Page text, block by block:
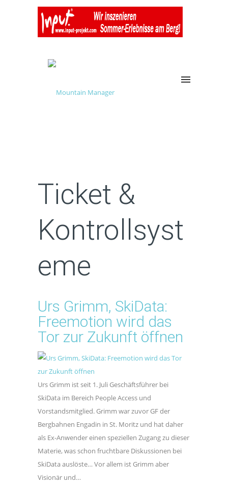
Ticket &
Kontrollsyst
eme
Urs Grimm, SkiData:
Freemotion wird das
Tor zur Zukunft öffnen
Urs Grimm ist seit 1. Juli Geschäftsführer bei
SkiData im Bereich People Access und
Vorstandsmitglied. Grimm war zuvor GF der
Bergbahnen Engadin in St. Moritz und hat daher
als Ex-Anwender einen speziellen Zugang zu dieser
Materie, was schon fruchtbare Diskussionen bei
SkiData auslöste… Vor allem ist Grimm aber
Visionär und…